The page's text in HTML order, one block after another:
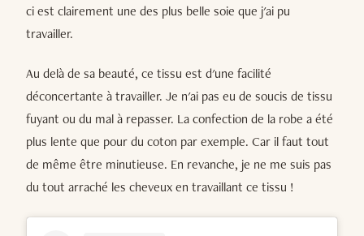
ci est clairement une des plus belle soie que j'ai pu
travailler.
Au delà de sa beauté, ce tissu est d'une facilité
déconcertante à travailler. Je n'ai pas eu de soucis de tissu
fuyant ou du mal à repasser. La confection de la robe a été
plus lente que pour du coton par exemple. Car il faut tout
de même être minutieuse. En revanche, je ne me suis pas
du tout arraché les cheveux en travaillant ce tissu !